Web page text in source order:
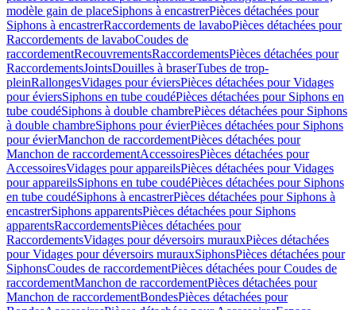
modèle gain de placeSiphons à encastrerPièces détachées pour
Siphons à encastrerRaccordements de lavaboPièces détachées pour
Raccordements de lavaboCoudes de
raccordementRecouvrementsRaccordementsPièces détachées pour
RaccordementsJointsDouilles à braserTubes de trop-
pleinRallongesVidages pour éviersPièces détachées pour Vidages
pour éviersSiphons en tube coudéPièces détachées pour Siphons en
tube coudéSiphons à double chambrePièces détachées pour Siphons
à double chambreSiphons pour évierPièces détachées pour Siphons
pour évierManchon de raccordementPièces détachées pour
Manchon de raccordementAccessoiresPièces détachées pour
AccessoiresVidages pour appareilsPièces détachées pour Vidages
pour appareilsSiphons en tube coudéPièces détachées pour Siphons
en tube coudéSiphons à encastrerPièces détachées pour Siphons à
encastrerSiphons apparentsPièces détachées pour Siphons
apparentsRaccordementsPièces détachées pour
RaccordementsVidages pour déversoirs murauxPièces détachées
pour Vidages pour déversoirs murauxSiphonsPièces détachées pour
SiphonsCoudes de raccordementPièces détachées pour Coudes de
raccordementManchon de raccordementPièces détachées pour
Manchon de raccordementBondesPièces détachées pour